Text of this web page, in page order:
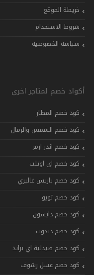
خريطة الموقع
شروط الاستخدام
سياسة الخصوصية
أكواد خصم لمتاجر اخرى
كود خصم المطار
كود خصم الشمس والرمال
كود خصم اندر ارمر
كود خصم اي اوتلت
كود خصم باريس غاليري
كود خصم تويو
كود خصم دايسون
كود خصم دبدوب
كود خصم صيدلية اي براند
كود خصم عسل رشوف